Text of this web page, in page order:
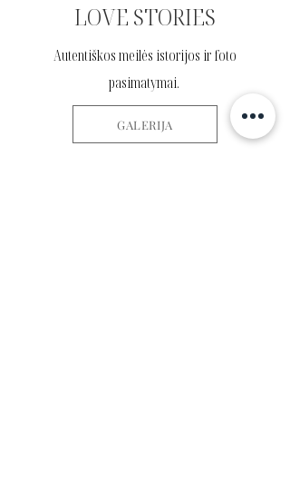
LOVE STORIES
Autentiškos meilės istorijos ir foto
pasimatymai.
GALERIJA